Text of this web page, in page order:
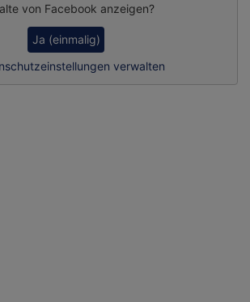
von Facebook anzeigen?
Ja (einmalig)
verwalten